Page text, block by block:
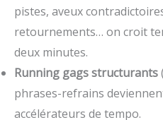
pistes, aveux
retournements… on croit
deux minutes.
Running gags structurants
phrases-refrains
accélérateurs de tempo.